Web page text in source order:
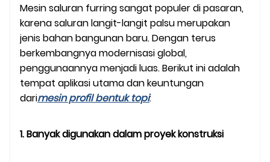
Mesin saluran furring sangat populer di pasaran,
karena saluran langit-langit palsu merupakan
jenis bahan bangunan baru. Dengan terus
berkembangnya modernisasi global,
penggunaannya menjadi luas. Berikut ini adalah
tempat aplikasi utama dan keuntungan
darimesin profil bentuk topi:
1. Banyak digunakan dalam proyek konstruksi